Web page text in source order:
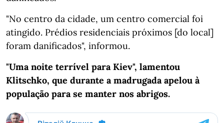
"No centro da cidade, um centro comercial foi
atingido. Prédios residenciais próximos [do local]
foram danificados", informou.
"Uma noite terrível para Kiev", lamentou
Klitschko, que durante a madrugada apelou à
população para se manter nos abrigos.